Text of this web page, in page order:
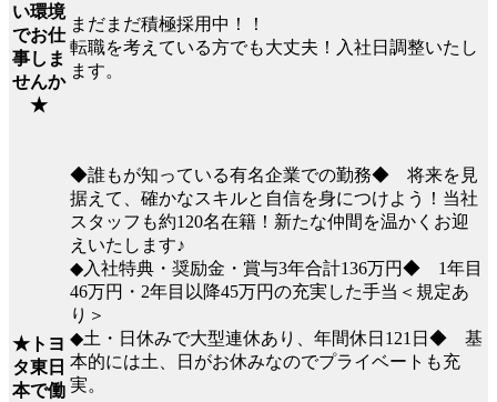
い環境
でお仕
事しま
せんか
★
まだまだ積極採用中！！
転職を考えている方でも大丈夫！入社日調整いたし
ます。
★トヨ
タ東日
本で働
◆誰もが知っている有名企業での勤務◆ 将来を見
据えて、確かなスキルと自信を身につけよう！当社
スタッフも約120名在籍！新たな仲間を温かくお迎
えいたします♪
◆入社特典・奨励金・賞与3年合計136万円◆ 1年目
46万円・2年目以降45万円の充実した手当＜規定あ
り＞
◆土・日休みで大型連休あり、年間休日121日◆ 基
本的には土、日がお休みなのでプライベートも充
実。